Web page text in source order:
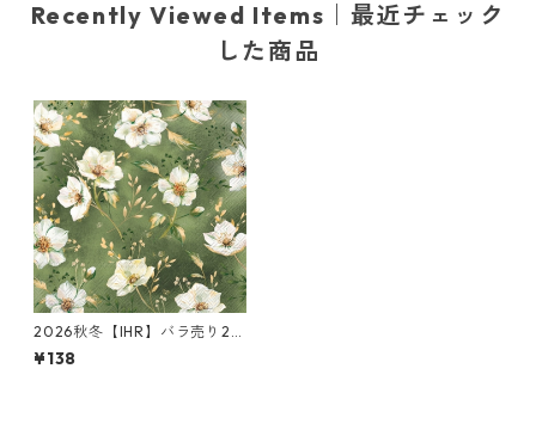
Recently Viewed Items｜最近チェック
した商品
2026秋冬【IHR】バラ売り2枚
ランチサイズ ペーパーナプキ
ン Golden Gala グリーン
¥138